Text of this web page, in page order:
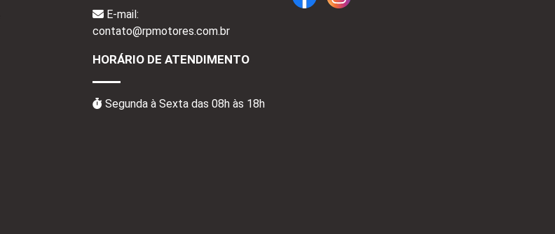
E-mail:
contato@rpmotores.com.br
HORÁRIO DE ATENDIMENTO
Segunda à Sexta das 08h às 18h